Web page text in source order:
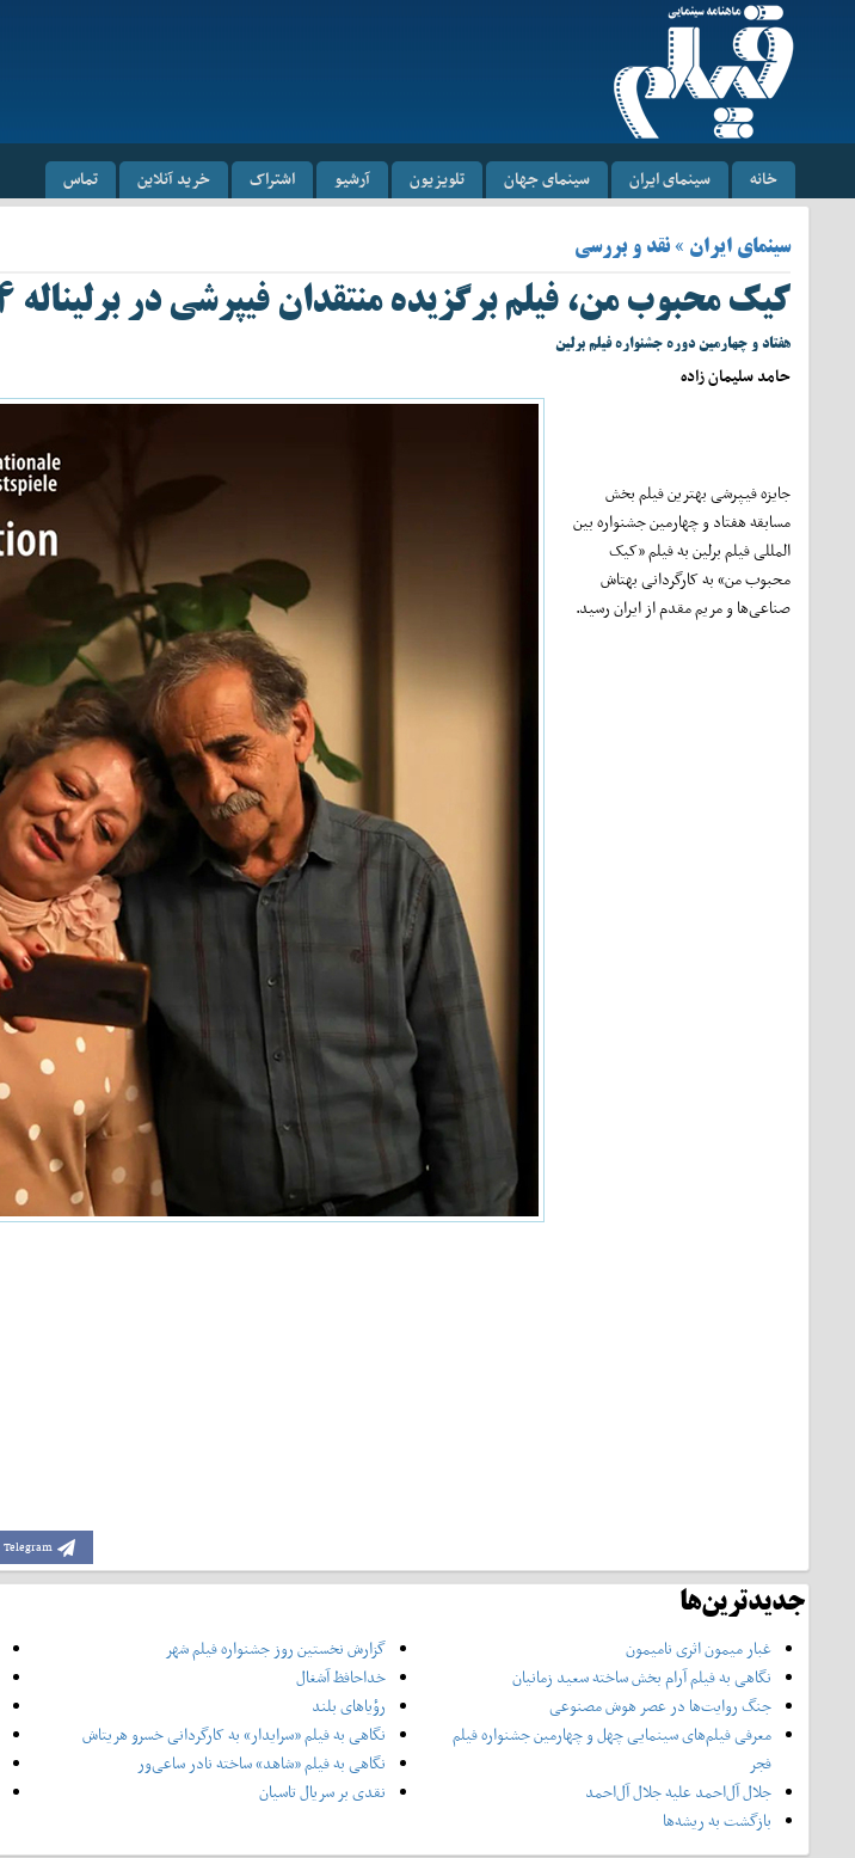
خانه سینمای ایران سینمای جهان تلویزیون آرشیو اشتراک خرید آنلاین تماس
سینمای ایران » نقد و بررسی
کیک محبوب من، فیلم برگزیده منتقدان فیپرشی در برلیناله ۲۰۲۴
هفتاد و چهارمین دوره جشنواره فیلم برلین
حامد سلیمان زاده
جایزه فیپرشی بهترین فیلم بخش
مسابقه هفتاد و چهارمین جشنواره بین
المللی فیلم برلین به فیلم «کیک
محبوب من» به کارگردانی بهتاش
صناعی‌ها و مریم مقدم از ایران رسید.
Telegram
جدیدترین‌ها
غبار میمون اثری نامیمون
نگاهی به فیلم آرام بخش ساخته سعید زمانیان
جنگ روایت‌ها در عصر هوش مصنوعی
معرفی فیلم‌های سینمایی چهل‌ و چهارمین جشنواره فیلم
فجر
جلال آل‌احمد علیه جلال آل‌‌احمد
بازگشت به ریشه‌ها
گزارش نخستین روز جشنواره فیلم شهر
خداحافظ آشغال
رؤیاهای بلند
نگاهی به فیلم «سرایدار» به کارگردانی خسرو هریتاش
نگاهی به فیلم «شاهد» ساخته نادر ساعی‌ور
نقدی بر سریال تاسیان